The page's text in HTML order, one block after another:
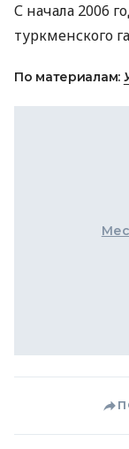
С начала 2006
туркменского
По материалам: